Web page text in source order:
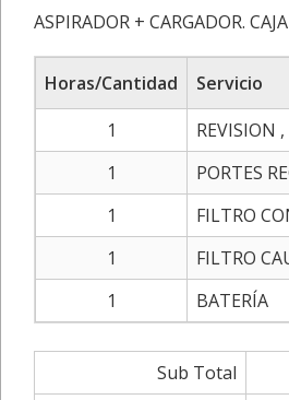
ASPIRADOR + CARGADOR.
Horas/Cantidad
Servicio
1
REVISION
1
PORTES
1
FILTRO
1
FILTRO
1
BATERÍA
Sub Total